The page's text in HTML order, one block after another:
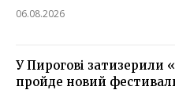
06.08.2026
У Пирогові затизерили
пройде новий